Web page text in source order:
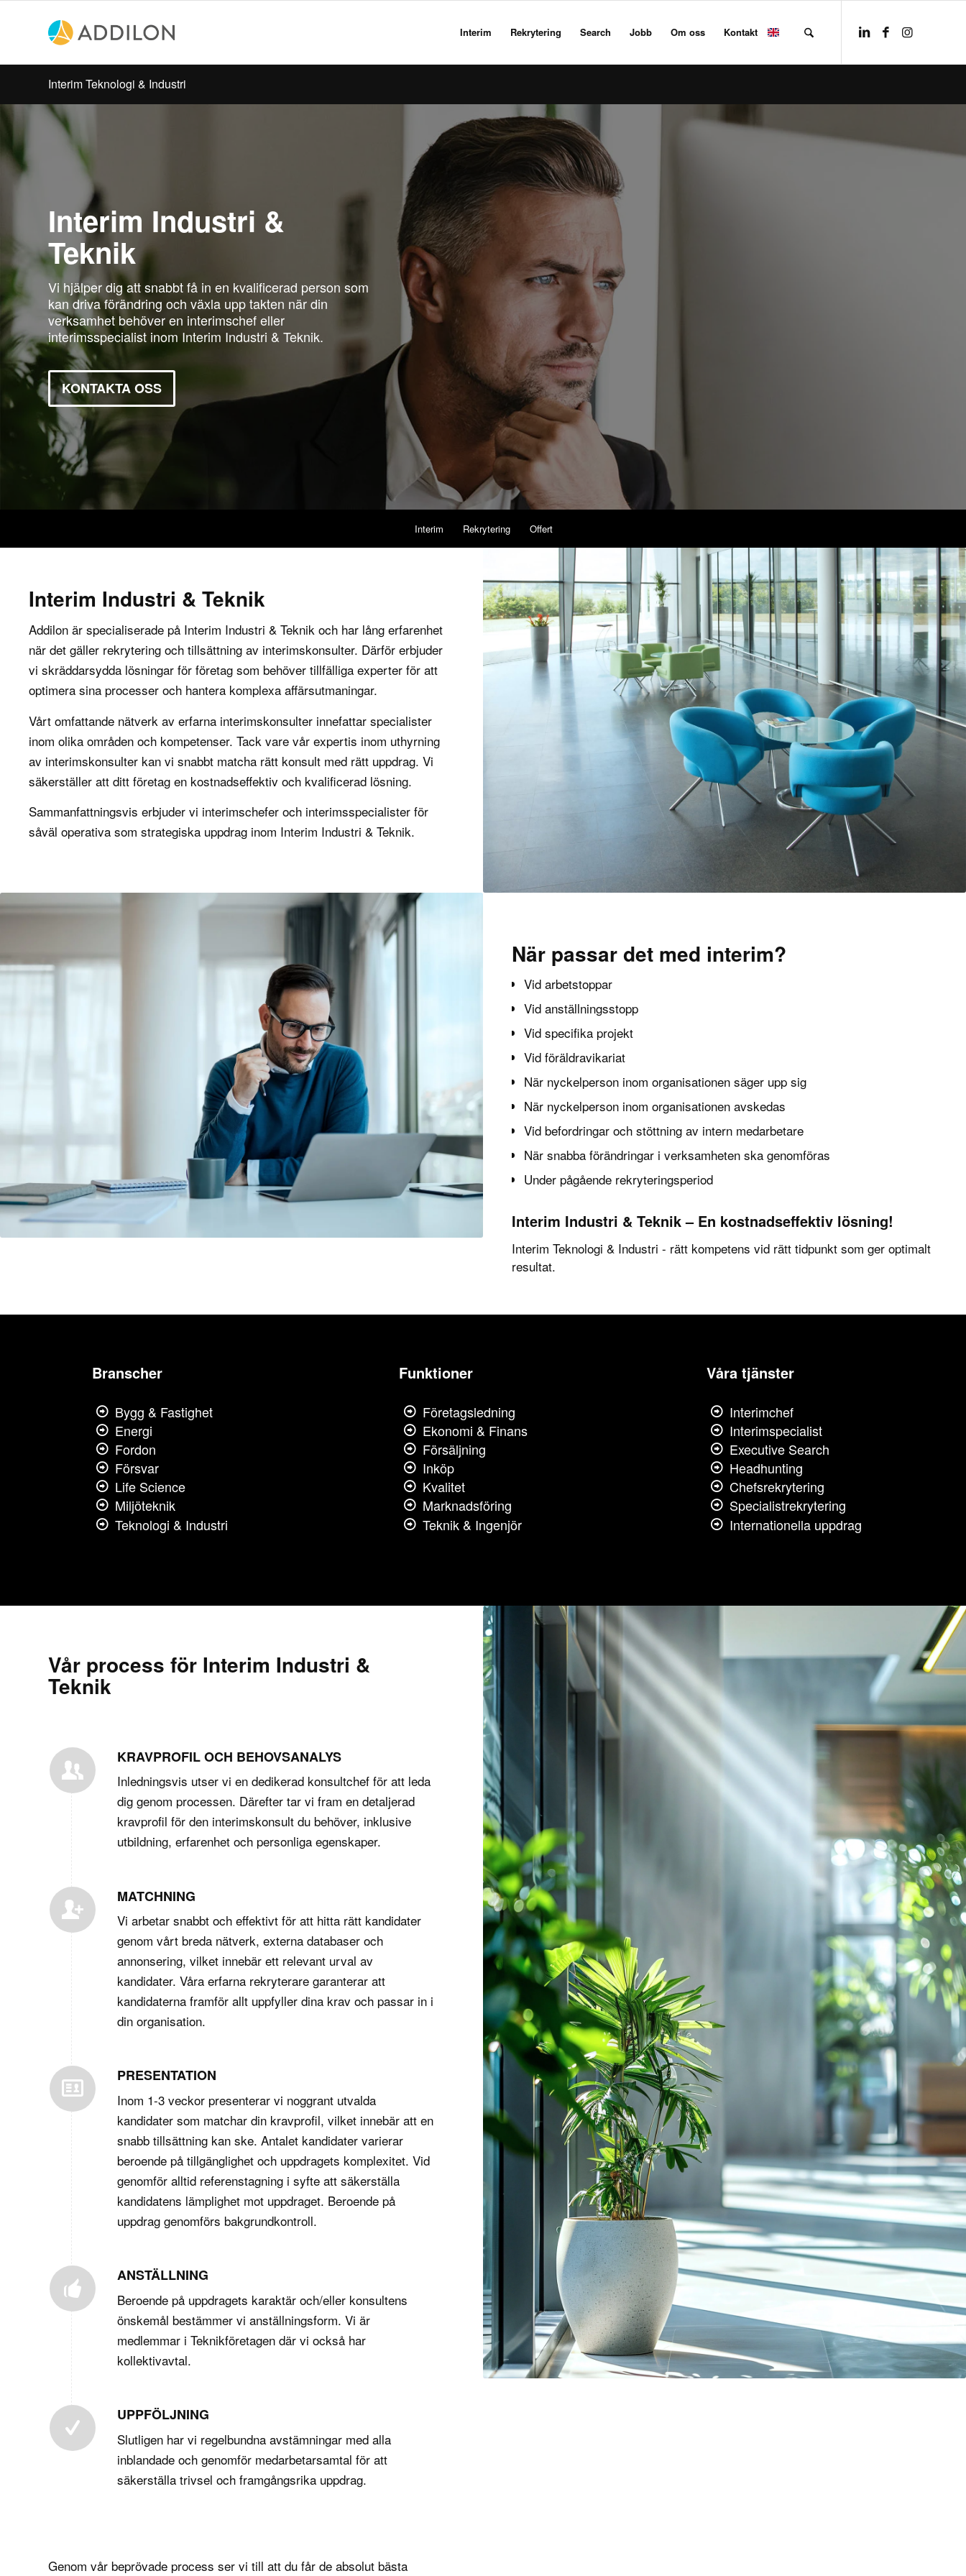
Interim Rekrytering Search Jobb Om oss Kontakt
Interim Teknologi & Industri
Interim Industri &
Teknik
Vi hjälper dig att snabbt få in en kvalificerad person som
kan driva förändring och växla upp takten när din
verksamhet behöver en interimschef eller
interimsspecialist inom Interim Industri & Teknik.
KONTAKTA OSS
Interim Rekrytering Offert
Interim Industri & Teknik
Addilon är specialiserade på Interim Industri & Teknik och har lång erfarenhet
när det gäller rekrytering och tillsättning av interimskonsulter. Därför erbjuder
vi skräddarsydda lösningar för företag som behöver tillfälliga experter för att
optimera sina processer och hantera komplexa affärsutmaningar.
Vårt omfattande nätverk av erfarna interimskonsulter innefattar specialister
inom olika områden och kompetenser. Tack vare vår expertis inom uthyrning
av interimskonsulter kan vi snabbt matcha rätt konsult med rätt uppdrag. Vi
säkerställer att ditt företag en kostnadseffektiv och kvalificerad lösning.
Sammanfattningsvis erbjuder vi interimschefer och interimsspecialister för
såväl operativa som strategiska uppdrag inom Interim Industri & Teknik.
När passar det med interim?
Vid arbetstoppar
Vid anställningsstopp
Vid specifika projekt
Vid föräldravikariat
När nyckelperson inom organisationen säger upp sig
När nyckelperson inom organisationen avskedas
Vid befordringar och stöttning av intern medarbetare
När snabba förändringar i verksamheten ska genomföras
Under pågående rekryteringsperiod
Interim Industri & Teknik – En kostnadseffektiv lösning!
Interim Teknologi & Industri - rätt kompetens vid rätt tidpunkt som ger optimalt
resultat.
Branscher
Bygg & Fastighet
Energi
Fordon
Försvar
Life Science
Miljöteknik
Teknologi & Industri
Funktioner
Företagsledning
Ekonomi & Finans
Försäljning
Inköp
Kvalitet
Marknadsföring
Teknik & Ingenjör
Våra tjänster
Interimchef
Interimspecialist
Executive Search
Headhunting
Chefsrekrytering
Specialistrekrytering
Internationella uppdrag
Vår process för Interim Industri &
Teknik
KRAVPROFIL OCH BEHOVSANALYS
Inledningsvis utser vi en dedikerad konsultchef för att leda
dig genom processen. Därefter tar vi fram en detaljerad
kravprofil för den interimskonsult du behöver, inklusive
utbildning, erfarenhet och personliga egenskaper.
MATCHNING
Vi arbetar snabbt och effektivt för att hitta rätt kandidater
genom vårt breda nätverk, externa databaser och
annonsering, vilket innebär ett relevant urval av
kandidater. Våra erfarna rekryterare garanterar att
kandidaterna framför allt uppfyller dina krav och passar in i
din organisation.
PRESENTATION
Inom 1-3 veckor presenterar vi noggrant utvalda
kandidater som matchar din kravprofil, vilket innebär att en
snabb tillsättning kan ske. Antalet kandidater varierar
beroende på tillgänglighet och uppdragets komplexitet. Vid
genomför alltid referenstagning i syfte att säkerställa
kandidatens lämplighet mot uppdraget. Beroende på
uppdrag genomförs bakgrundkontroll.
ANSTÄLLNING
Beroende på uppdragets karaktär och/eller konsultens
önskemål bestämmer vi anställningsform. Vi är
medlemmar iTeknikföretagen där vi också har
kollektivavtal.
UPPFÖLJNING
Slutligen har vi regelbundna avstämningar med alla
inblandade och genomför medarbetarsamtal för att
säkerställa trivsel och framgångsrika uppdrag.
Genom vår beprövade process ser vi till att du får de absolut bästa